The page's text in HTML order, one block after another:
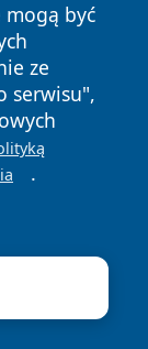
mogą być
ze
serwisu",
.
Polityka
Cookies